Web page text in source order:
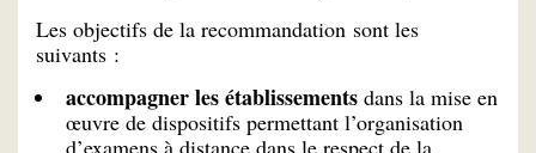
Les objectifs de la recommandation sont les
suivants :
accompagner les établissements dans la mise en
œuvre de dispositifs permettant l’organisation